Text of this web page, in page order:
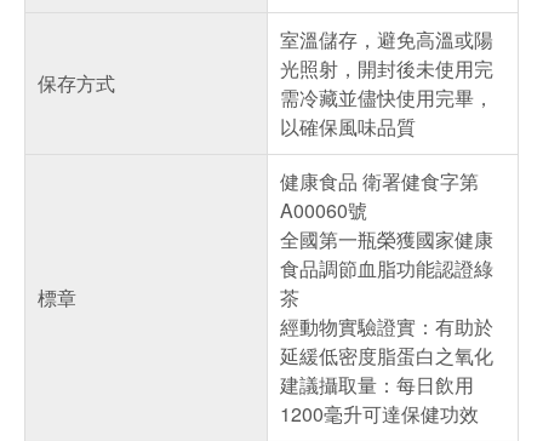
保存方式
室溫儲存，避免高溫或陽
光照射，開封後未使用完
需冷藏並儘快使用完畢，
以確保風味品質
標章
健康食品 衛署健食字第
A00060號
全國第一瓶榮獲國家健康
食品調節血脂功能認證綠
茶
經動物實驗證實：有助於
延緩低密度脂蛋白之氧化
建議攝取量：每日飲用
1200毫升可達保健功效